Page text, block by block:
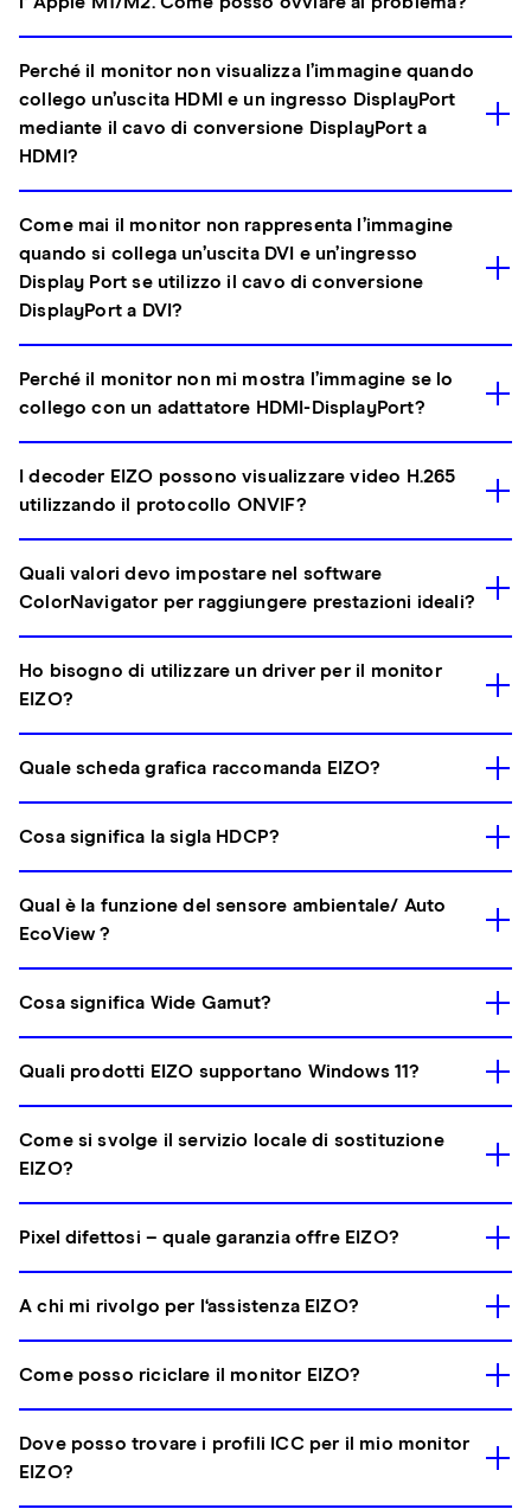
Perché il monitor non visualizza l’immagine quando
collego un’uscita HDMI e un ingresso DisplayPort
mediante il cavo di conversione DisplayPort a
HDMI?
Come mai il monitor non rappresenta l’immagine
quando si collega un’uscita DVI e un’ingresso
Display Port se utilizzo il cavo di conversione
DisplayPort a DVI?
Perché il monitor non mi mostra l’immagine se lo
collego con un adattatore HDMI-DisplayPort?
I decoder EIZO possono visualizzare video H.265
utilizzando il protocollo ONVIF?
Quali valori devo impostare nel software
ColorNavigator per raggiungere prestazioni ideali?
Ho bisogno di utilizzare un driver per il monitor
EIZO?
Quale scheda grafica raccomanda EIZO?
Cosa significa la sigla HDCP?
Qual è la funzione del sensore ambientale/ Auto
EcoView ?
Cosa significa Wide Gamut?
Quali prodotti EIZO supportano Windows 11?
Come si svolge il servizio locale di sostituzione
EIZO?
Pixel difettosi – quale garanzia offre EIZO?
A chi mi rivolgo per l‘assistenza EIZO?
Come posso riciclare il monitor EIZO?
Dove posso trovare i profili ICC per il mio monitor
EIZO?